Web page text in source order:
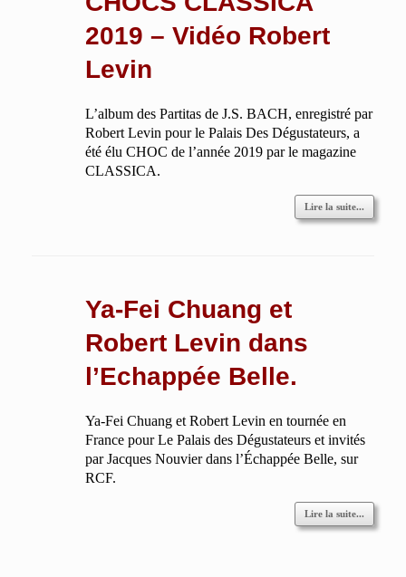
2019 – Vidéo Robert
Levin
L’album des Partitas de J.S. BACH, enregistré par
Robert Levin pour le Palais Des Dégustateurs, a
été élu CHOC de l’année 2019 par le magazine
CLASSICA.
Lire la suite...
Ya-Fei Chuang et
Robert Levin dans
l’Echappée Belle.
Ya-Fei Chuang et Robert Levin en tournée en
France pour Le Palais des Dégustateurs et invités
par Jacques Nouvier dans l’Échappée Belle, sur
RCF.
Lire la suite...